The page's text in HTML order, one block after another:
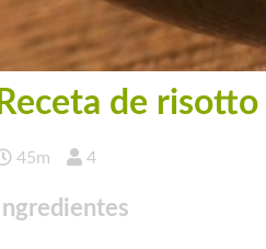
Receta de
45m 4
Ingredientes